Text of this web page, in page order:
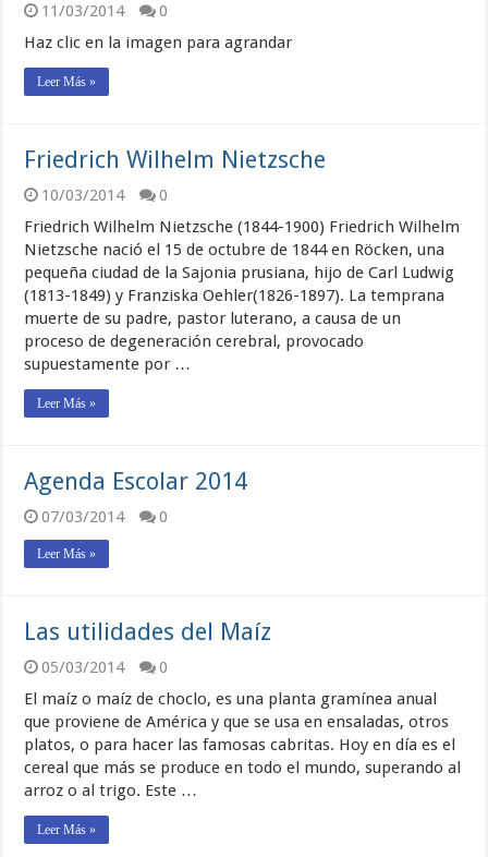
11/03/2014
0
Haz clic en la imagen para agrandar
Leer Más »
Friedrich Wilhelm Nietzsche
10/03/2014
0
Friedrich Wilhelm Nietzsche (1844-1900) Friedrich Wilhelm
Nietzsche nació el 15 de octubre de 1844 en Röcken, una
pequeña ciudad de la Sajonia prusiana, hijo de Carl Ludwig
(1813-1849) y Franziska Oehler(1826-1897). La temprana
muerte de su padre, pastor luterano, a causa de un
proceso de degeneración cerebral, provocado
supuestamente por …
Leer Más »
Agenda Escolar 2014
07/03/2014 0
Leer Más »
Las utilidades del Maíz
05/03/2014
0
El maíz o maíz de choclo, es una planta gramínea anual
que proviene de América y que se usa en ensaladas, otros
platos, o para hacer las famosas cabritas. Hoy en día es el
cereal que más se produce en todo el mundo, superando al
arroz o al trigo. Este …
Leer Más »